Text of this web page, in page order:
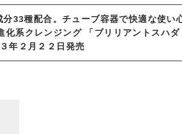
33種配合。チューブ容器で快適な使い
化系クレンジング 「ブリリアントスハ
年２月２２日発売